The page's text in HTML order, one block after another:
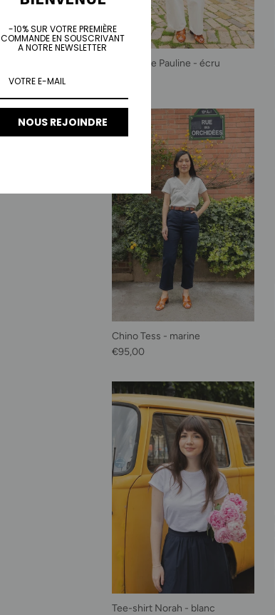
Jean wide Pauline - écru
Chino Tess - marine
Prix habituel
€95,00
Tee-shirt Norah - blanc
-10% SUR VOTRE PREMIÈRE
COMMANDE EN SOUSCRIVANT
A NOTRE NEWSLETTER
NOUS REJOINDRE